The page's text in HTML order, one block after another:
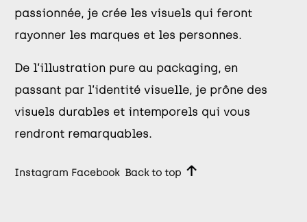
passionnée, je crée les visuels qui feront
rayonner les marques et les personnes.
De l’illustration pure au packaging, en
passant par l’identité visuelle, je prône des
visuels durables et intemporels qui vous
rendront remarquables.
Instagram Facebook Back to top